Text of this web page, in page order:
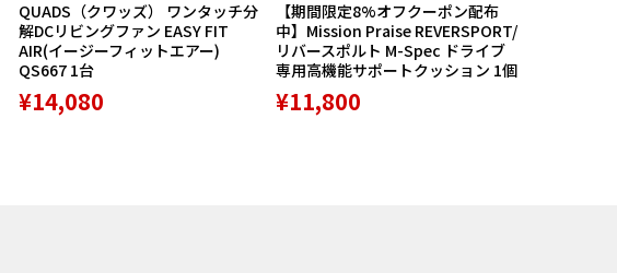
QUADS（クワッズ） ワンタッチ分
解DCリビングファン EASY FIT
AIR(イージーフィットエアー)
QS667 1台
¥14,080
【期間限定8%オフクーポン配布
中】Mission Praise REVERSPORT/
リバースポルト M-Spec ドライブ
専用高機能サポートクッション 1個
¥11,800